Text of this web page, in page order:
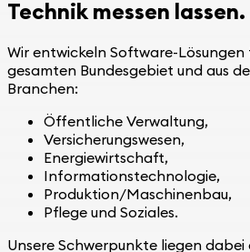
Technik messen lassen.
Wir entwickeln Software-Lösungen
gesamten Bundesgebiet und aus
Branchen:
Öffentliche Verwaltung,
Versicherungswesen,
Energiewirtschaft,
Informationstechnologie,
Produktion/Maschinenbau,
Pflege und Soziales.
Unsere Schwerpunkte liegen